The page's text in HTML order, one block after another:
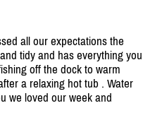
all our expectations the
tidy and has everything you
off the dock to warm
a relaxing hot tub . Water
we loved our week and